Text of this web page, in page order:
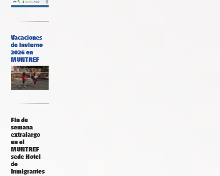
Vacaciones
de invierno
2026 en
MUNTREF
Fin de
semana
extralargo
en el
MUNTREF
sede Hotel
de
Inmigrantes